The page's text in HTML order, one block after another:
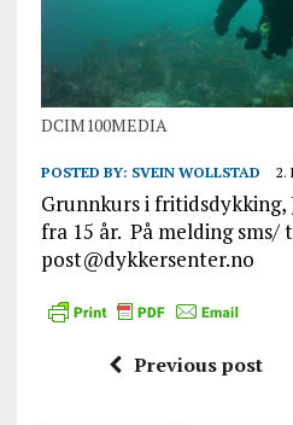
DCIM100MEDIA
POSTED BY: SVEIN WOLLSTAD 2.
Grunnkurs i fritidsdykking,
fra 15 år. På melding sms/
post@dykkersenter.no
Previous post